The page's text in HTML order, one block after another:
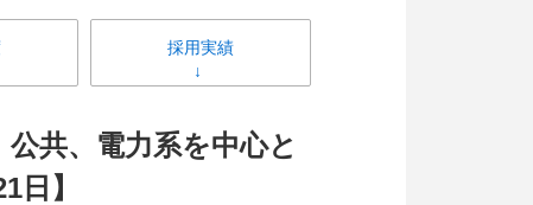
採用実績
共、電力系を中心と
日】